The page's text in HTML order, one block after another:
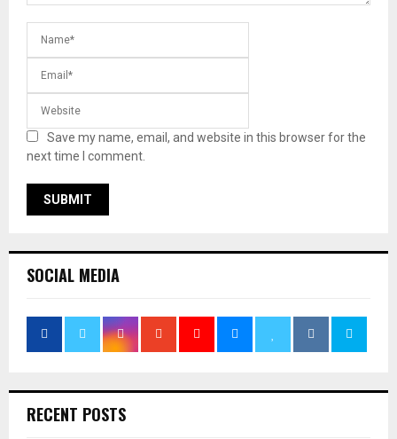
Save my name, email, and website in this browser for the
next time I comment.
SOCIAL MEDIA
RECENT POSTS